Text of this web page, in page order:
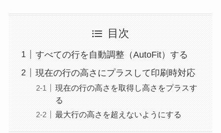
目次
すべての行を自動調整（AutoFit）する
現在の行の高さにプラスして印刷時対応
現在の行の高さを取得し高さをプラスす
る
最大行の高さを超えないようにする